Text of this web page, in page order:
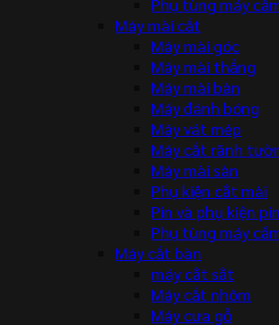
Máy mài cắt
Máy mài góc
Máy mài thẳng
Máy mài bàn
Máy đánh bóng
Máy vát mép
Máy cắt rãnh
Máy mài sàn
Phụ kiện cắt mài
Pin và phụ kiện pin
Phụ tùng máy
Máy cắt bàn
máy cắt sắt
Máy cắt nhôm
Máy cưa gỗ